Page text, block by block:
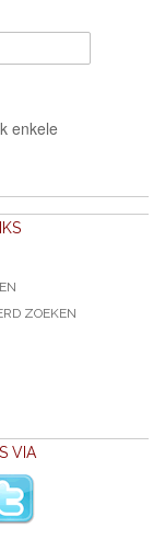
enkele
ZOEKEN
VIA